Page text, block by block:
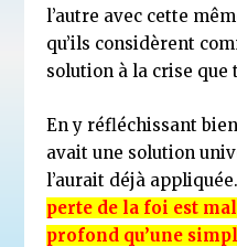
l’autre avec cette
qu’ils considèrent
solution à la crise que
En y réfléchissant
avait une solution
l’aurait déjà appliquée.
perte de la foi est
profond qu’une